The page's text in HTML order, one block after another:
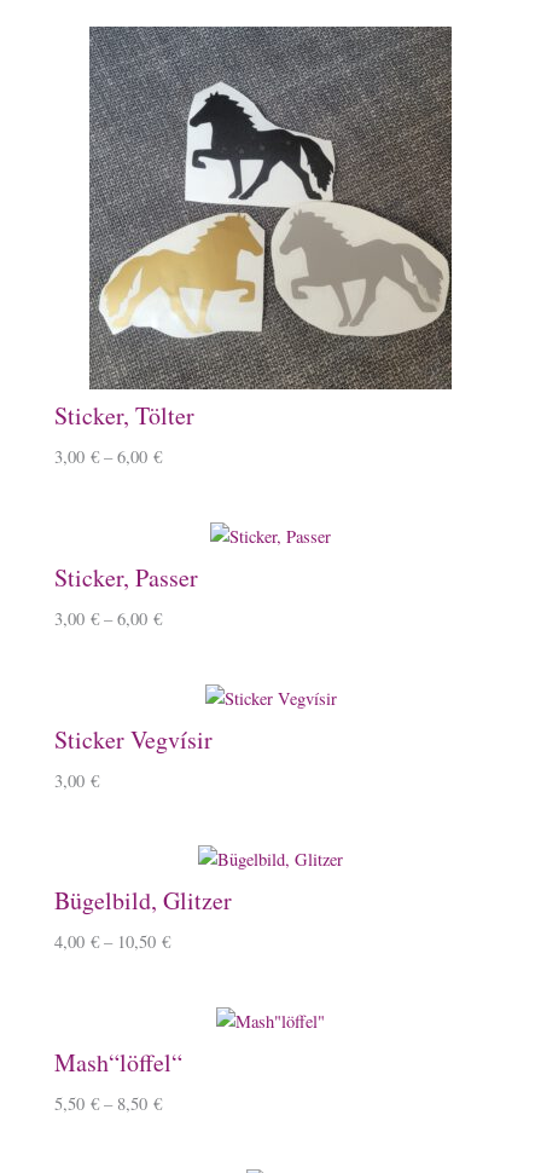
Sticker, Tölter
3,00 € –6,00 €
Sticker, Passer
3,00 € –6,00 €
Sticker Vegvísir
3,00 €
Bügelbild, Glitzer
4,00 € – 10,50 €
Mash“löffel“
5,50 € – 8,50 €